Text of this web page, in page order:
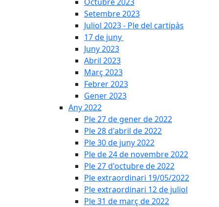
Setembre 2023
Juliol 2023 - Ple del cartipàs
17 de juny
Juny 2023
Abril 2023
Març 2023
Febrer 2023
Gener 2023
Any 2022
Ple 27 de gener de 2022
Ple 28 d'abril de 2022
Ple 30 de juny 2022
Ple de 24 de novembre 2022
Ple 27 d'octubre de 2022
Ple extraordinari 19/05/2022
Ple extraordinari 12 de juliol
Ple 31 de març de 2022